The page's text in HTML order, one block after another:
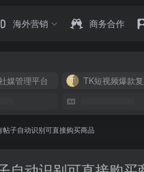
海外营销 商务合作
媒管理平台 TK短视频爆款
子自动识别可直接购买商品